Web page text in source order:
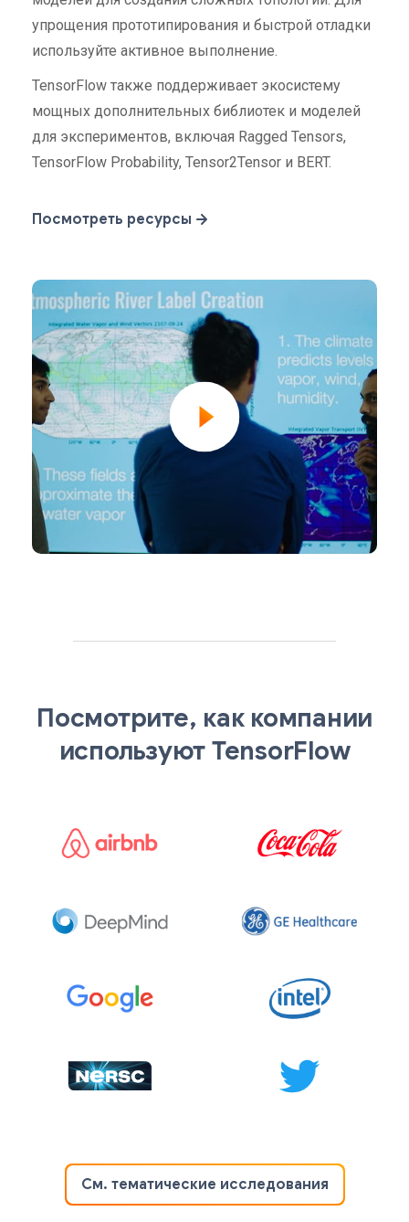
упрощения прототипирования и быстрой отладки
используйте активное выполнение.
TensorFlow также поддерживает экосистему
мощных дополнительных библиотек и моделей
для экспериментов, включая Ragged Tensors,
TensorFlow Probability, Tensor2Tensor и BERT.
Посмотреть ресурсы
Посмотрите, как компании
используют TensorFlow
См. тематические исследования